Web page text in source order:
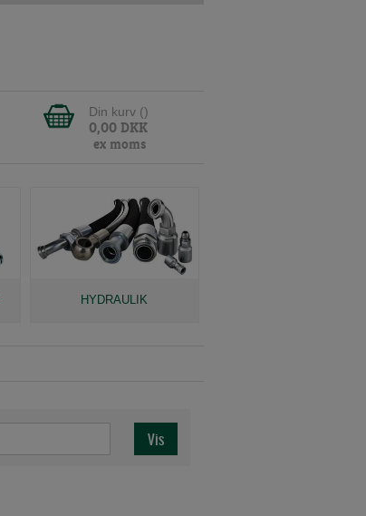
Din kurv ()
0,00 DKK
ex moms
HYDRAULIK